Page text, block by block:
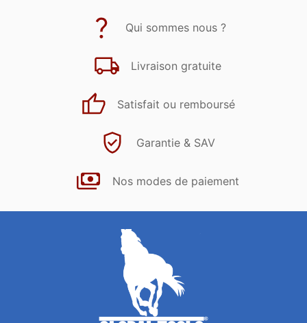
Qui sommes nous ?
Livraison gratuite
Satisfait ou remboursé
Garantie & SAV
Nos modes de paiement